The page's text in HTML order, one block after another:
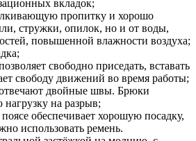
вкладок;
пропитку и хорошо
стружки, опилок, но и от воды,
повышенной влажности воздуха;
свободно приседать, вставать
свободу движений во время работы;
отвечают двойные швы. Брюки
на разрыв;
поясе обеспечивает хорошую посадку,
использовать ремень.